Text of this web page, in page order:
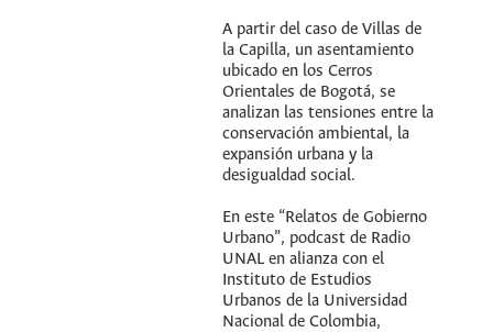
A partir del caso de Villas de
la Capilla, un asentamiento
ubicado en los Cerros
Orientales de Bogotá, se
analizan las tensiones entre la
conservación ambiental, la
expansión urbana y la
desigualdad social.
En este “Relatos de Gobierno
Urbano”, podcast de Radio
UNAL en alianza con el
Instituto de Estudios
Urbanos de la Universidad
Nacional de Colombia,